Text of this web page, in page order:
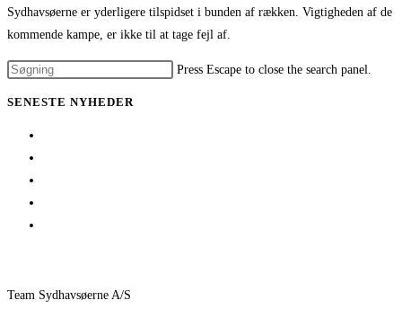
Sydhavsøerne er yderligere tilspidset i bunden af rækken. Vigtigheden af de
kommende kampe, er ikke til at tage fejl af.
Press Escape to close the search panel.
SENESTE NYHEDER
Team Sydhavsøerne A/S